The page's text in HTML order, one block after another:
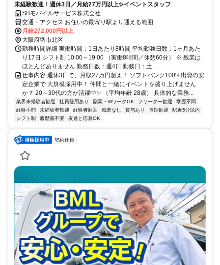
未経験歓迎！週休3日／月給27万円以上✨イベントスタッフ
SBモバイルサービス株式会社
交通・アクセス お住いの最寄り駅より通える範囲
月給272,000円以上
大阪府堺市北区
勤務時間詳細 実働時間：1日あたり8時間 平均勤務日数：1ヶ月あた
り17日 シフト制 10:00～19:00 （実働8時間／休憩60分） ※ 残業は
ほとんどありません 勤務日数：週4日 勤務日：土...
仕事内容 週休3日で、月収27万円超え！ ソフトバンク100%出資の安
定企業で 大規模採用中！ 仲間と一緒にイベントを盛り上げません
か？ 20～30代の方が活躍中✨ （平均年齢 28歳） 具体的な業務...
業界未経験者歓迎 社員登用あり 副業・WワークOK フリーター歓迎
学歴不問
経験不問
未経験者歓迎 経験者歓迎 残業なし 賞与あり 長期歓迎
駅近5分以内
シフト制
履歴書不要 友達と応募OK
契約社員